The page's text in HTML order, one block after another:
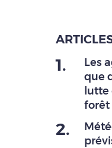
1.
Les
que
forêt
2.